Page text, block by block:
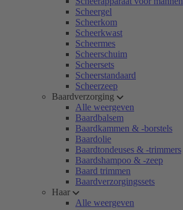
Scheergel
Scheerkom
Scheerkwast
Scheermes
Scheerschuim
Scheersets
Scheerstandaard
Scheerzeep
Baardverzorging
Alle weergeven
Baardbalsem
Baardkammen & -borstels
Baardolie
Baardtondeuses & -trimmers
Baardshampoo & -zeep
Baard trimmen
Baardverzorgingssets
Haar
Alle weergeven